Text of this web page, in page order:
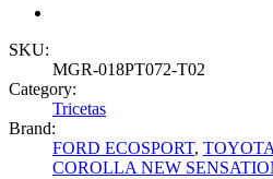
SKU:
MGR-018PT072-T02
Category:
Tricetas
Brand:
FORD ECOSPORT,
COROLLA NEW